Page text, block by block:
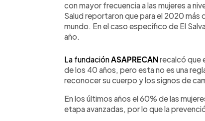
con mayor frecuencia a las mujeres a
Salud reportaron que para el 2020 más
mundo. En el caso específico de El
año.
La fundaciónASAPRECAN recalcó que
de los 40 años, pero esta no es una
reconocer su cuerpo y los signos de
En los últimos años el 60% de las
etapa avanzadas, por lo que la